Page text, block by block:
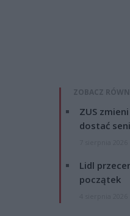
ZOBACZ
ZUS
dostać
Lidl
początek